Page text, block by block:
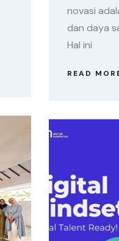
novasi
dan daya
Hal ini
READ